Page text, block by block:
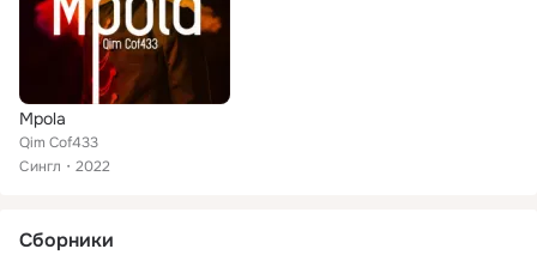
Mpola
Qim Cof433
Сингл
2022
Сборники